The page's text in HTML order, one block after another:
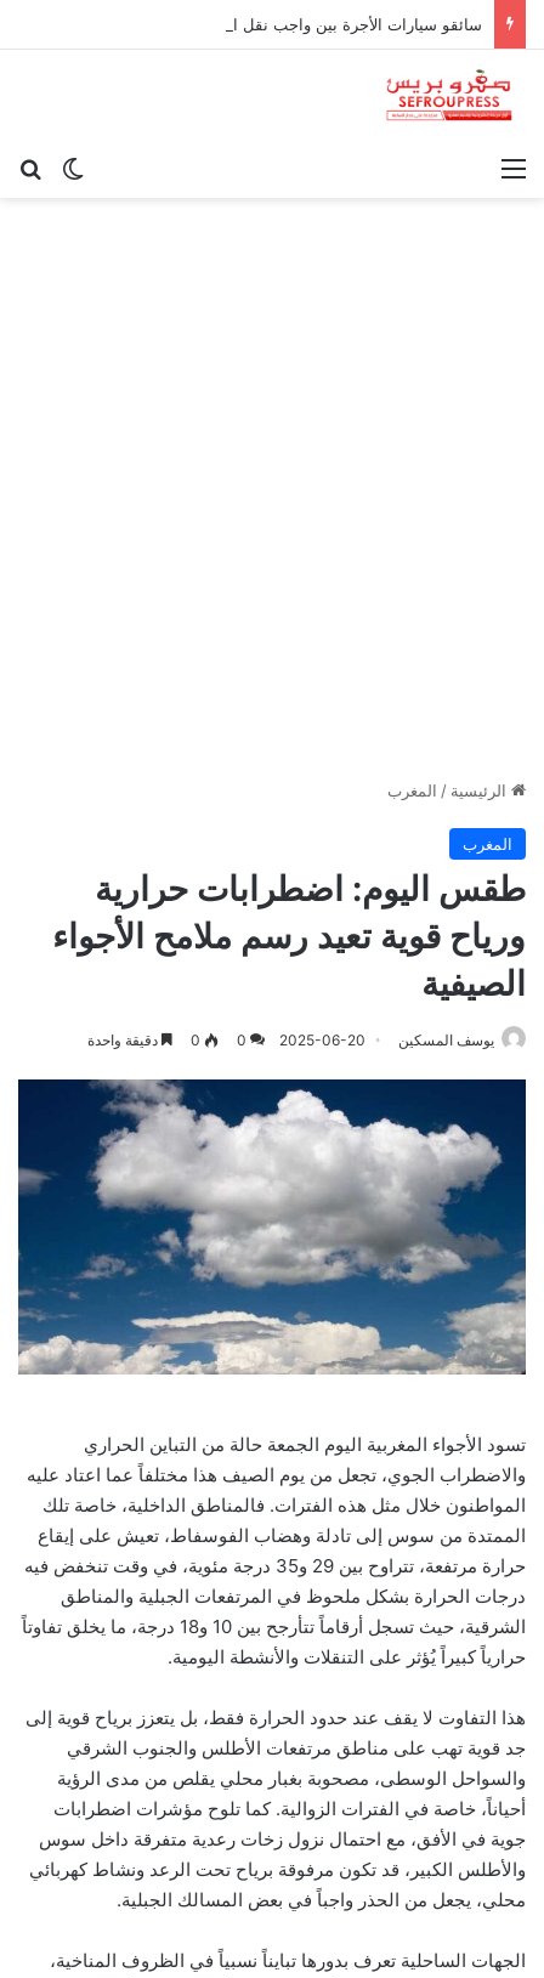
الوضع القائمة
الرئيسية / المغرب
المغرب
طقس اليوم: اضطرابات حرارية
ورياح قوية تعيد رسم ملامح الأجواء
الصيفية
يوسف المسكين 2025-06-20
0
0 دقيقة واحدة
تسود الأجواء المغربية اليوم الجمعة حالة من التباين الحراري
والاضطراب الجوي، تجعل من يوم الصيف هذا مختلفاً عما اعتاد عليه
المواطنون خلال مثل هذه الفترات. فالمناطق الداخلية، خاصة تلك
الممتدة من سوس إلى تادلة وهضاب الفوسفاط، تعيش على إيقاع
حرارة مرتفعة، تتراوح بين 29 و35 درجة مئوية، في وقت تنخفض فيه
درجات الحرارة بشكل ملحوظ في المرتفعات الجبلية والمناطق
الشرقية، حيث تسجل أرقاماً تتأرجح بين 10 و18 درجة، ما يخلق تفاوتاً
حرارياً كبيراً يُؤثر على التنقلات والأنشطة اليومية.
هذا التفاوت لا يقف عند حدود الحرارة فقط، بل يتعزز برياح قوية إلى
جد قوية تهب على مناطق مرتفعات الأطلس والجنوب الشرقي
والسواحل الوسطى، مصحوبة بغبار محلي يقلص من مدى الرؤية
أحياناً، خاصة في الفترات الزوالية. كما تلوح مؤشرات اضطرابات
جوية في الأفق، مع احتمال نزول زخات رعدية متفرقة داخل سوس
والأطلس الكبير، قد تكون مرفوقة برياح تحت الرعد ونشاط كهربائي
محلي، يجعل من الحذر واجباً في بعض المسالك الجبلية.
الجهات الساحلية تعرف بدورها تبايناً نسبياً في الظروف المناخية،